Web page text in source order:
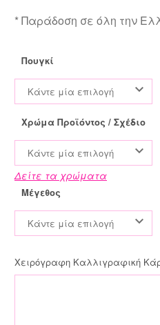
* Παράδοση σε όλη την
Πουγκί
Κάντε μία επιλογή
Χρώμα Προϊόντος / Σχέδιο
Κάντε μία επιλογή
Δείτε τα χρώματα
Μέγεθος
Κάντε μία επιλογή
Χειρόγραφη Καλλιγραφική